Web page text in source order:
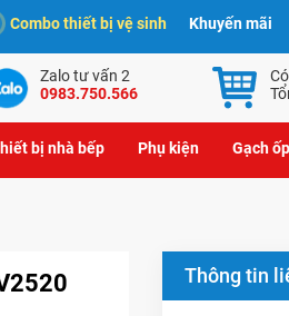
Combo thiết bị vệ sinh Khuyến mãi
Zalo tư vấn 2
0983.750.566
Có
bị nhà bếp Phụ kiện Gạch
Thông tin